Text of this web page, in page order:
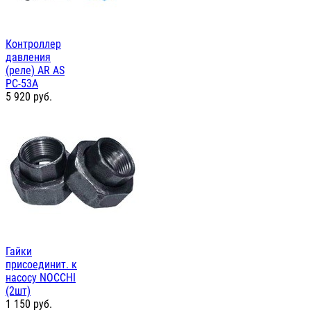
Контроллер
давления
(реле) AR AS
PC-53А
5 920 руб.
Гайки
присоединит. к
насосу NOCCHI
(2шт)
1 150 руб.